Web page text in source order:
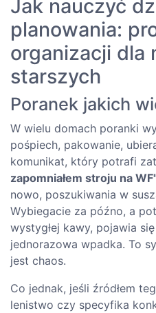
Jak nauczyć
planowania:
organizacji dla
starszych
Poranek jakich
W wielu domach poranki
pośpiech, pakowanie,
komunikat, który potrafi
zapomniałem stroju na
nowo, poszukiwania w
Wybiegacie za późno, a
wystygłej kawy, pojawia
jednorazowa wpadka. To
jest chaos.
Co jednak, jeśli źródłem
lenistwo czy specyfika